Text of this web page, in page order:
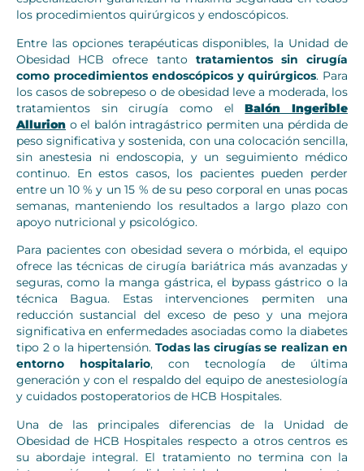
los procedimientos quirúrgicos y endoscópicos.
Entre las opciones terapéuticas disponibles, la Unidad de
Obesidad HCB ofrece tantotratamientos sin cirugía
como procedimientos endoscópicos y quirúrgicos. Para
los casos de sobrepeso o de obesidad leve a moderada, los
tratamientos sin cirugía como elBalón Ingerible
Allurion o el balón intragástrico permiten una pérdida de
peso significativa y sostenida, con una colocación sencilla,
sin anestesia ni endoscopia, y un seguimiento médico
continuo. En estos casos, los pacientes pueden perder
entre un 10 % y un 15 % de su peso corporal en unas pocas
semanas, manteniendo los resultados a largo plazo con
apoyo nutricional y psicológico.
Para pacientes con obesidad severa o mórbida, el equipo
ofrece las técnicas de cirugía bariátrica más avanzadas y
seguras, como la manga gástrica, el bypass gástrico o la
técnica Bagua. Estas intervenciones permiten una
reducción sustancial del exceso de peso y una mejora
significativa en enfermedades asociadas como la diabetes
tipo 2 o la hipertensión. Todas las cirugías se realizan en
entorno hospitalario, con tecnología de última
generación y con el respaldo del equipo de anestesiología
y cuidados postoperatorios de HCB Hospitales.
Una de las principales diferencias de la Unidad de
Obesidad de HCB Hospitales respecto a otros centros es
su abordaje integral. El tratamiento no termina con la